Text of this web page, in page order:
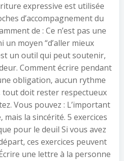
expressive est utilisée
d’accompagnement du
de : Ce n’est pas une
moyen “d’aller mieux
un outil qui peut soutenir,
Comment écrire pendant
obligation, aucun rythme
tout doit rester respectueux
Vous pouvez : L’important
mais la sincérité. 5 exercices
pour le deuil Si vous avez
ces exercices peuvent
une lettre à la personne